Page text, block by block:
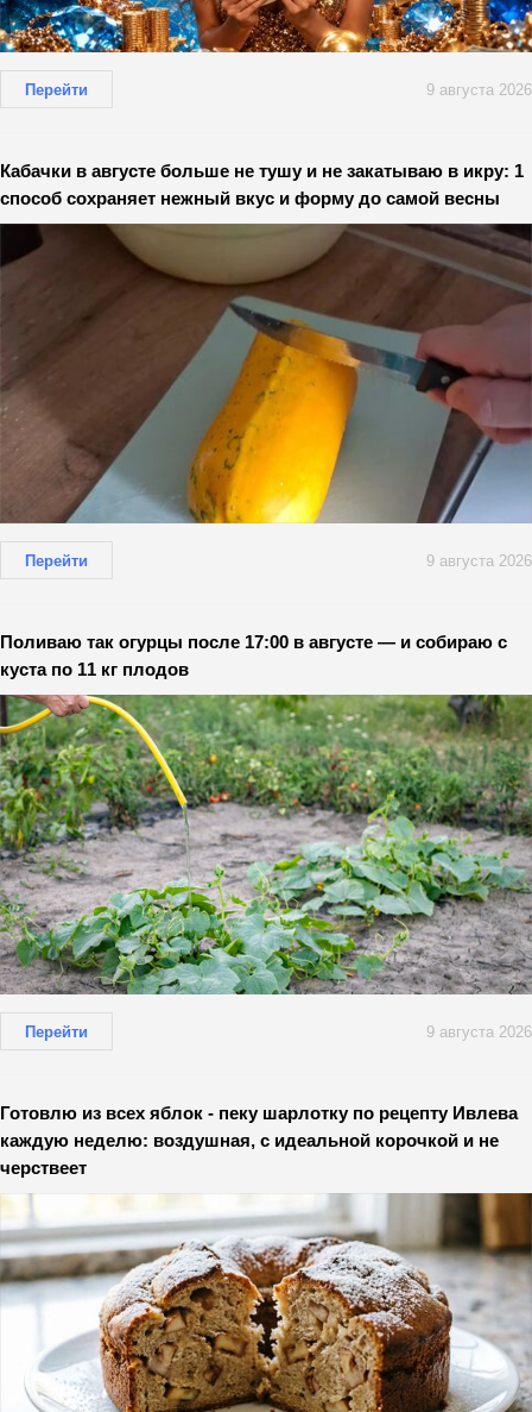
Перейти 9 августа 2026
Кабачки в августе больше не тушу и не закатываю в икру: 1
способ сохраняет нежный вкус и форму до самой весны
Перейти 9 августа 2026
Поливаю так огурцы после 17:00 в августе — и собираю с
куста по 11 кг плодов
Перейти 9 августа 2026
Готовлю из всех яблок - пеку шарлотку по рецепту Ивлева
каждую неделю: воздушная, с идеальной корочкой и не
черствеет